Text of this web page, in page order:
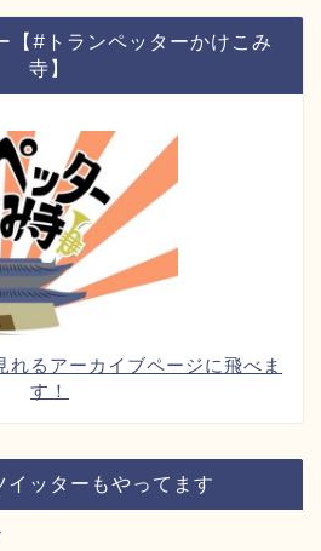
【#トランペッターかけこみ
寺】
れるアーカイブページに飛べま
す！
イッターもやってます